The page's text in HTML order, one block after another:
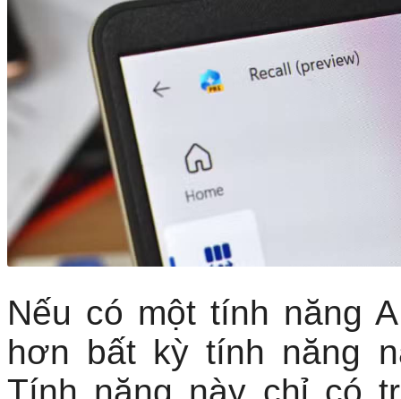
Nếu có một tính năng
Tính năng này chỉ có
vậy nếu sở hữu máy